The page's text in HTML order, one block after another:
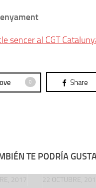
sencer al CGT
0 Share
TE PODRÍA
2017 22 OCTUBRE,